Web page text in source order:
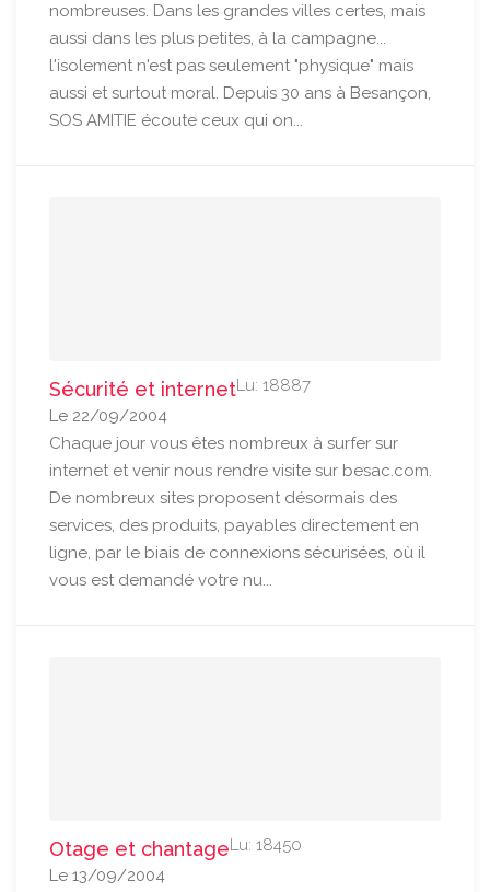
nombreuses. Dans les grandes villes certes, mais
aussi dans les plus petites, à la campagne...
l'isolement n'est pas seulement "physique" mais
aussi et surtout moral. Depuis 30 ans à Besançon,
SOS AMITIE écoute ceux qui on...
Sécurité et internetLu: 18887
Le 22/09/2004
Chaque jour vous êtes nombreux à surfer sur
internet et venir nous rendre visite sur besac.com.
De nombreux sites proposent désormais des
services, des produits, payables directement en
ligne, par le biais de connexions sécurisées, où il
vous est demandé votre nu...
Otage et chantageLu: 18450
Le 13/09/2004